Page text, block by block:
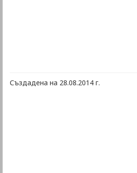
Създадена на 28.08.2014 г.